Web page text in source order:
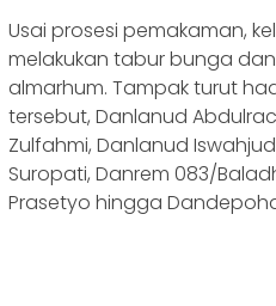
Usai prosesi pemakaman,
melakukan tabur bunga
almarhum. Tampak turut
tersebut, Danlanud
Zulfahmi, Danlanud
Suropati, Danrem 083/
Prasetyo hingga